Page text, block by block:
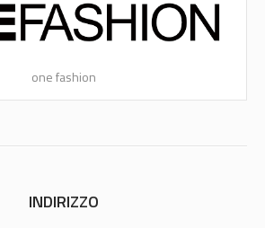
one fashion
INDIRIZZO